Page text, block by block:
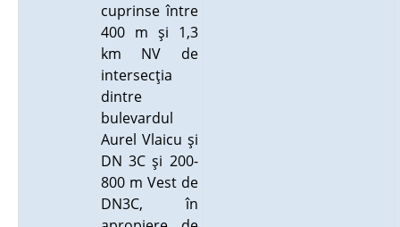
cuprinse între
400 m şi 1,3
km NV de
intersecţia
dintre
bulevardul
Aurel Vlaicu şi
DN 3C şi 200-
800 m Vest de
DN3C, în